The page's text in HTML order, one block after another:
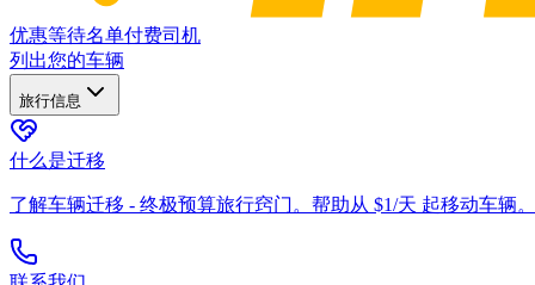
优惠等待名单付费司机
列出您的车辆
旅行信息
什么是迁移
了解车辆迁移 - 终极预算旅行窍门。帮助从 $1/天 起移动车辆。